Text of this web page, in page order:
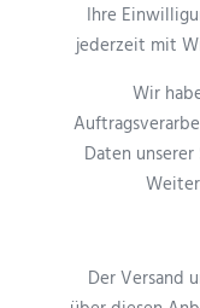
Ihre
jederzeit mit
Wir
Daten
Der Versand